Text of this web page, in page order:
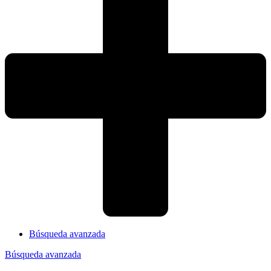
Búsqueda avanzada
Búsqueda avanzada